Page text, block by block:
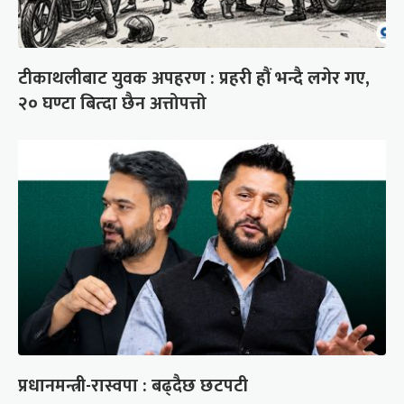
टीकाथलीबाट युवक अपहरण : प्रहरी हौं भन्दै लगेर गए,
२० घण्टा बित्दा छैन अत्तोपत्तो
प्रधानमन्त्री-रास्वपा : बढ्दैछ छटपटी